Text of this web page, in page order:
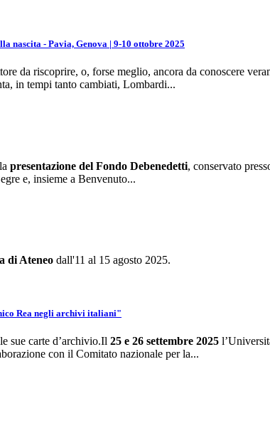
nascita - Pavia, Genova | 9-10 ottobre 2025
da riscoprire, o, forse meglio, ancora da conoscere
in tempi tanto cambiati, Lombardi...
presentazione del Fondo Debenedetti, conservato
e, insieme a Benvenuto...
di Ateneo dall'11 al 15 agosto 2025.
Rea negli archivi italiani"
sue carte d’archivio.Il 25 e 26 settembre 2025
con il Comitato nazionale per la...